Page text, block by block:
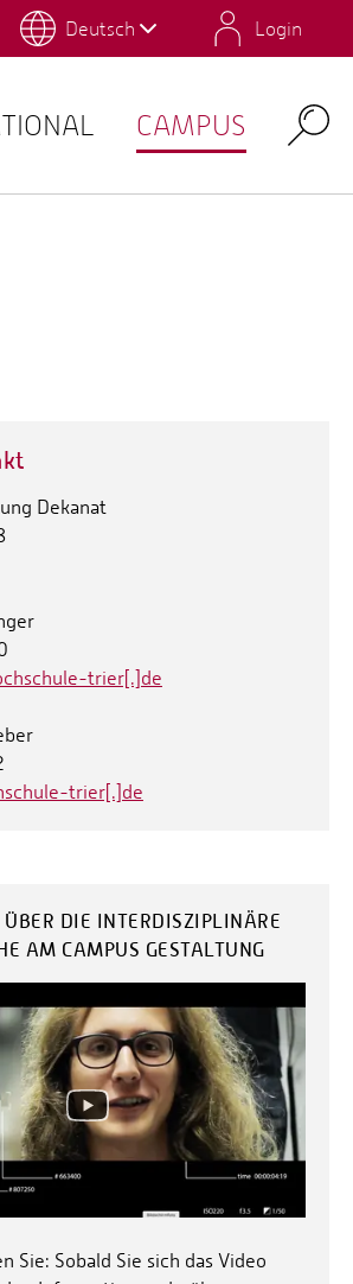
Umwelt-Campus Birkenfeld
Deutsch Login
CAMPUS Search
Dekanat
trier[.]de
trier[.]de
ÜBER DIE INTERDISZIPLINÄRE
AM CAMPUS GESTALTUNG
Sie: Sobald Sie sich das Video